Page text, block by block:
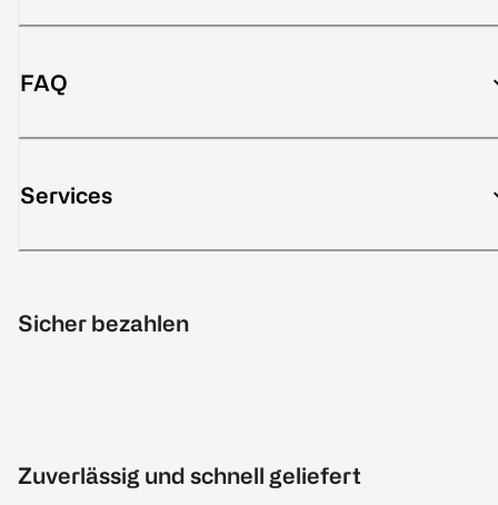
FAQ
Services
Sicher bezahlen
Zuverlässig und schnell geliefert